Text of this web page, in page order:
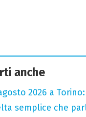
anche
2026 a
semplice che